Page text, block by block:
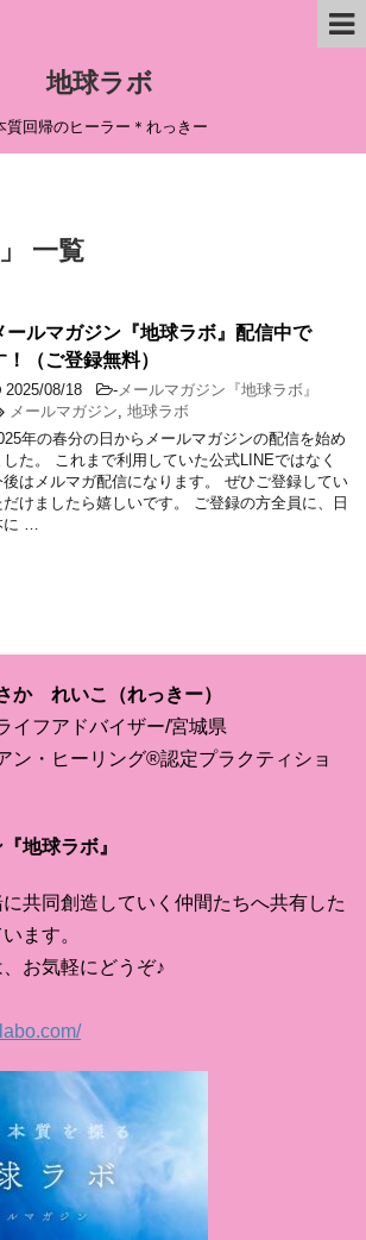
地球ラボ
質回帰のヒーラー＊れっきー
一覧
ールマガジン『地球ラボ』配信中で
！（ご登録無料）
2025/08/18 - メールマガジン『地球ラボ』
メールマガジン 地球ラボ
年の春分の日からメールマガジンの配信を始め
した。 これまで利用していた公式LINEではなく
後はメルマガ配信になります。 ぜひご登録してい
だけましたら嬉しいです。 ご登録の方全員に、日
に …
か れいこ（れっきー）
イフアドバイザー/宮城県
ン・ヒーリング®認定プラクティショ
地球ラボ』
共同創造していく仲間たちへ共有した
ます。
お気軽にどうぞ♪